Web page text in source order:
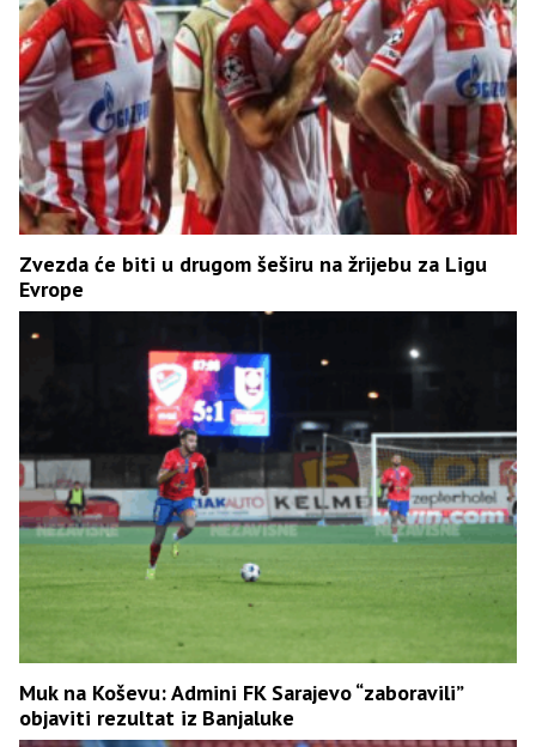
Zvezda će biti u drugom šeširu na žrijebu za Ligu
Evrope
Muk na Koševu: Admini FK Sarajevo “zaboravili”
objaviti rezultat iz Banjaluke